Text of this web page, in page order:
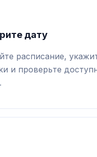
дату
расписание,
и проверьте